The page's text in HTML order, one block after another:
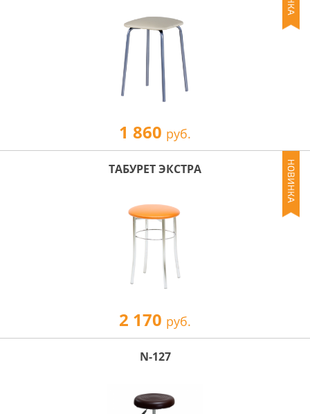
1 860 руб.
ТАБУРЕТ ЭКСТРА
2 170 руб.
N-127